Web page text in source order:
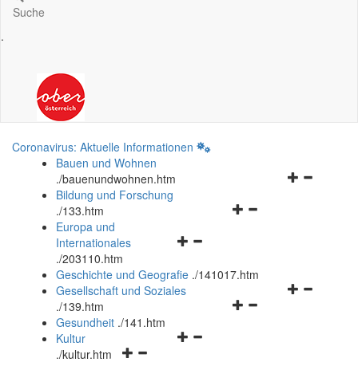
Suche
.
Coronavirus: Aktuelle Informationen
Bauen und Wohnen
./bauenundwohnen.htm
Navigationsmenü
Bildung und Forschung
./133.htm
Navigationsmenü
und
schließen
Europa und
Internationales
./203110.htm
Geschichte und Geografie ./141017.htm
Navigationsmenü
Gesellschaft und Soziales
./139.htm
Navigationsmenü
Gesundheit ./141.htm
Navigationsmenü
Kultur
./kultur.htm